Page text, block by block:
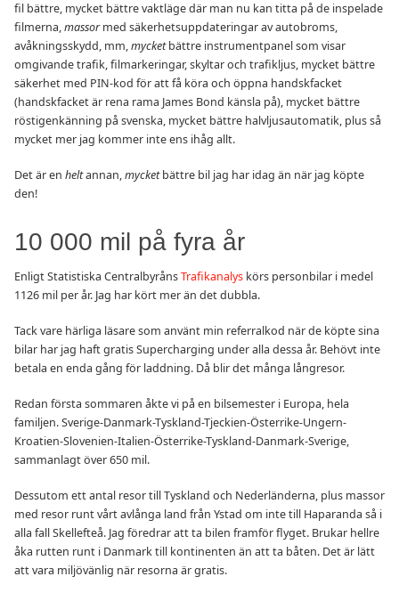
fil bättre, mycket bättre vaktläge där man nu kan titta på de inspelade
filmerna,massormed säkerhetsuppdateringar av autobroms,
avåkningsskydd, mm,mycketbättre instrumentpanel som visar
omgivande trafik, filmarkeringar, skyltar och trafikljus, mycket bättre
säkerhet med PIN-kod för att få köra och öppna handskfacket
(handskfacket är rena rama James Bond känsla på), mycket bättre
röstigenkänning på svenska, mycket bättre halvljusautomatik, plus så
mycket mer jag kommer inte ens ihåg allt.
Det är en heltannan,mycketbättre bil jag har idag än när jag köpte
den!
10 000 mil på fyra år
Enligt Statistiska CentralbyrånsTrafikanalys körs personbilar i medel
1126 mil per år. Jag har kört mer än det dubbla.
Tack vare härliga läsare som använt min referralkod när de köpte sina
bilar har jag haft gratis Supercharging under alla dessa år. Behövt inte
betala en enda gång för laddning. Då blir det många långresor.
Redan första sommaren åkte vi på en bilsemester i Europa, hela
familjen. Sverige-Danmark-Tyskland-Tjeckien-Österrike-Ungern-
Kroatien-Slovenien-Italien-Österrike-Tyskland-Danmark-Sverige,
sammanlagt över 650 mil.
Dessutom ett antal resor till Tyskland och Nederländerna, plus massor
med resor runt vårt avlånga land från Ystad om inte till Haparanda så i
alla fall Skellefteå. Jag föredrar att ta bilen framför flyget. Brukar hellre
åka rutten runt i Danmark till kontinenten än att ta båten. Det är lätt
att vara miljövänlig när resorna är gratis.